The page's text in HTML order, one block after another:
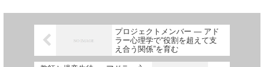
プロジェクトメンバー ― アド
ラー心理学で“役割を超えて支
え合う関係”を育む